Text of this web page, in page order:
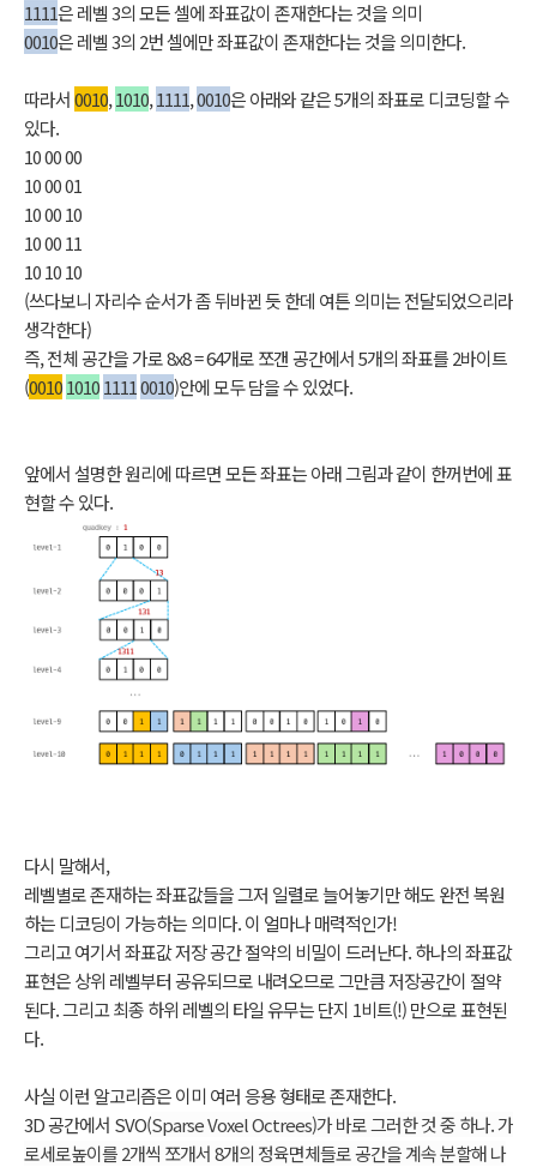
1111은 레벨 3의 모든 셀에 좌표값이 존재한다는 것을 의미
0010은 레벨 3의 2번 셀에만 좌표값이 존재한다는 것을 의미한다.
따라서0010,1010,1111,0010은 아래와 같은 5개의 좌표로 디코딩할 수
있다.
10 00 00
10 00 01
10 00 10
10 00 11
10 10 10
(쓰다보니 자리수 순서가 좀 뒤바뀐 듯 한데 여튼 의미는 전달되었으리라
생각한다)
즉, 전체 공간을 가로 8x8 = 64개로 쪼갠 공간에서 5개의 좌표를 2바이트
(0010101011110010)안에 모두 담을 수 있었다.
앞에서 설명한 원리에 따르면 모든 좌표는 아래 그림과 같이 한꺼번에 표
현할 수 있다.
다시 말해서,
레벨별로 존재하는 좌표값들을 그저 일렬로 늘어놓기만 해도 완전 복원
하는 디코딩이 가능하는 의미다. 이 얼마나 매력적인가!
그리고 여기서 좌표값 저장 공간 절약의 비밀이 드러난다. 하나의 좌표값
표현은 상위 레벨부터 공유되므로 내려오므로 그만큼 저장공간이 절약
된다. 그리고 최종 하위 레벨의 타일 유무는 단지 1비트(!) 만으로 표현된
다.
사실 이런 알고리즘은 이미 여러 응용 형태로 존재한다.
3D 공간에서 SVO(Sparse Voxel Octrees)가 바로 그러한 것 중 하나. 가
로세로높이를 2개씩 쪼개서 8개의 정육면체들로 공간을 계속 분할해 나